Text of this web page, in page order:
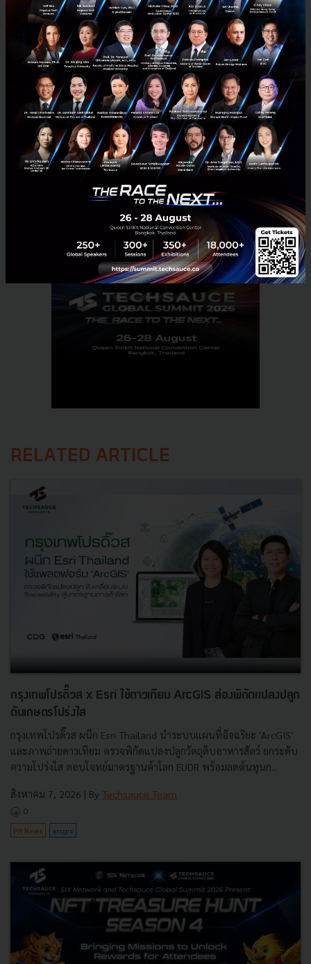
ประสานระบบพลังงานไฮบริด ใช้พลังงานไฟฟ้า 600-
3,000 วัตต์ต่อชั่วโมง ขึ้นอยู่กับปริมาณฝุ่นในแต่ละวัน และ
ใช้ปริมาณน้ำในระบบเพียง 50 ลิตรต่อวัน และมีระบบ
หมุนเวียนน้ำบางส่วนให้สามารถนำกลับมาใช้ใหม่ ผ่าน
การฆ่าเชื้อด้วยเทคโนโลยีโอโซนและระบบกรองน้ำ
PR News risc air-pollution sustainable-development-goals
No comment
RELATED ARTICLE
กรุงเทพโปรดิ๊วส x Esri ใช้ดาวเทียม ArcGIS ส่องพิกัดแปลงปลูก
ดันเกษตรโปร่งใส
กรุงเทพโปรดิ๊วส ผนึก Esri Thailand นำระบบแผนที่อัจฉริยะ 'ArcGIS'
และภาพถ่ายดาวเทียม ตรวจพิกัดแปลงปลูกวัตถุดิบอาหารสัตว์ ยกระดับ
ความโปร่งใส ตอบโจทย์มาตรฐานค้าโลก EUDR พร้อมลดต้นทุนก...
สิงหาคม 7, 2026 | By Techsauce Team
0
PR News arcgis